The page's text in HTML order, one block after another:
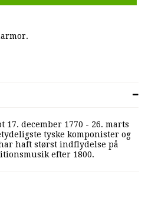
17. december 1770 - 26. marts
tyske komponister og
haft størst indflydelse på
efter 1800.